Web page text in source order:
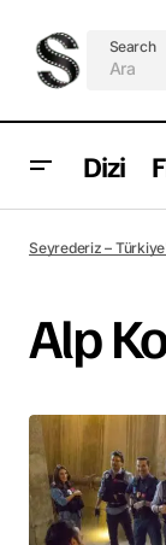
Search
Dizi
Seyrederiz –
Alp